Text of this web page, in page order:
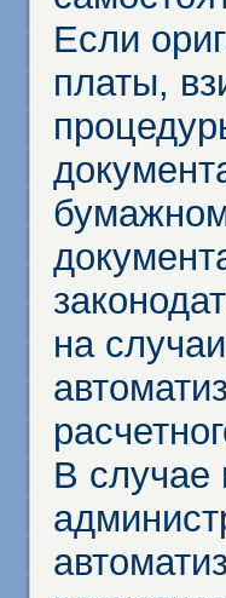
Если
платы,
на
В случае